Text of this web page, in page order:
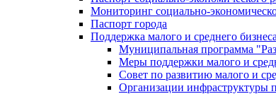
Мониторинг социально-
Паспорт города
Поддержка малого и среднего бизнеса
Муниципальная программа
Меры поддержки малого и
Совет по развитию малого и
Организации инфраструктуры